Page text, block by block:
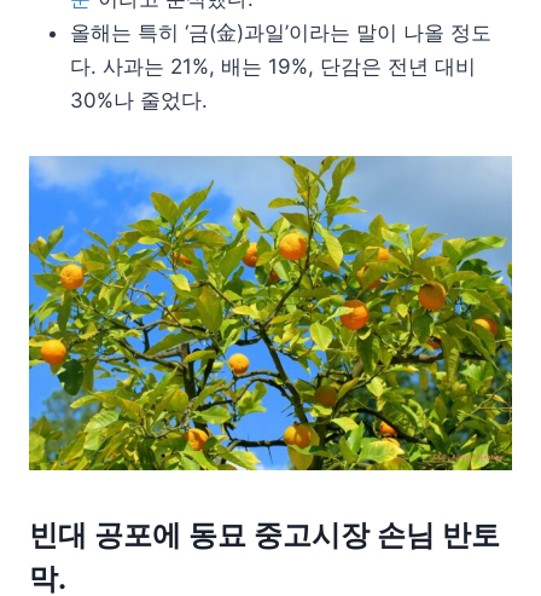
올해는 특히 ‘금(金)과일’이라는 말이 나올 정도
다. 사과는 21%, 배는 19%, 단감은 전년 대비
30%나 줄었다.
빈대 공포에 동묘 중고시장 손님 반토
막.